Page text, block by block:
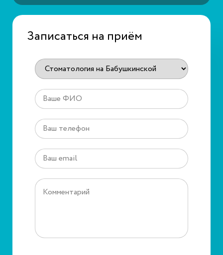
Записаться на приём